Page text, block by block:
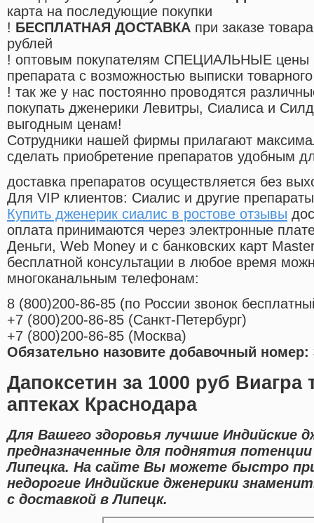
карта на последующие покупки
! БЕСПЛАТНАЯ ДОСТАВКА при заказе
рублей
! оптовым покупателям СПЕЦИАЛЬНЫЕ цены
препарата с возможностью выписки
! так же у нас постоянно проводятся
покупать дженерики Левитры, Сиалиса и
выгодным ценам!
Cотрудники нашей фирмы прилагают
сделать приобретение препаратов удобным
доставка препаратов осуществляется без
Для VIP клиентов: Сиалис и другие
Купить дженерик сиалис в ростове отзывы
оплата принимаются через электронные
Деньги, Web Money и с банковских карт
бесплатной консультации в любое время
многоканальным телефонам:
8 (800)200-86-85 (по России звонок
+7 (800)200-86-85 (Санкт-Петербург)
+7 (800)200-86-85 (Москва)
Обязательно назовите добавочный номер:
Дапоксетин за 1000 руб Виагра
аптеках Краснодара
Для Вашего здоровья лучшие Индийские
предназначенные для поднятия
Липецка. На сайте Вы можете быстро
недорогие Индийские дженерики
с доставкой в Липецк.